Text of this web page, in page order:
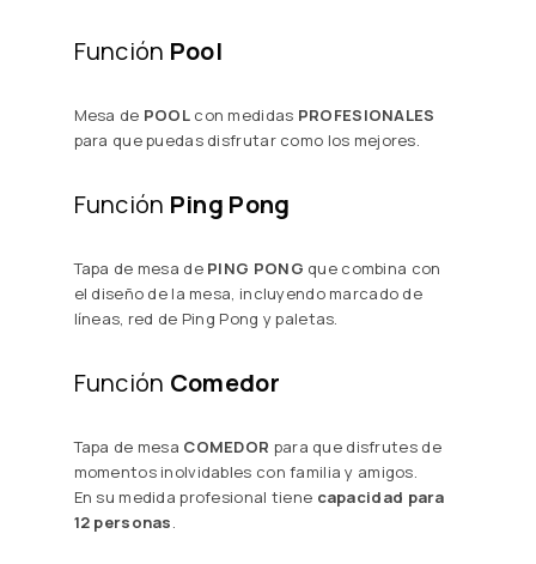
Función Pool
Mesa de POOL con medidas PROFESIONALES
para que puedas disfrutar como los mejores.
Función Ping Pong
Tapa de mesa de PING PONG que combina con
el diseño de la mesa, incluyendo marcado de
líneas, red de Ping Pong y paletas.
Función Comedor
Tapa de mesa COMEDOR para que disfrutes de
momentos inolvidables con familia y amigos.
En su medida profesional tiene capacidad para
12 personas.